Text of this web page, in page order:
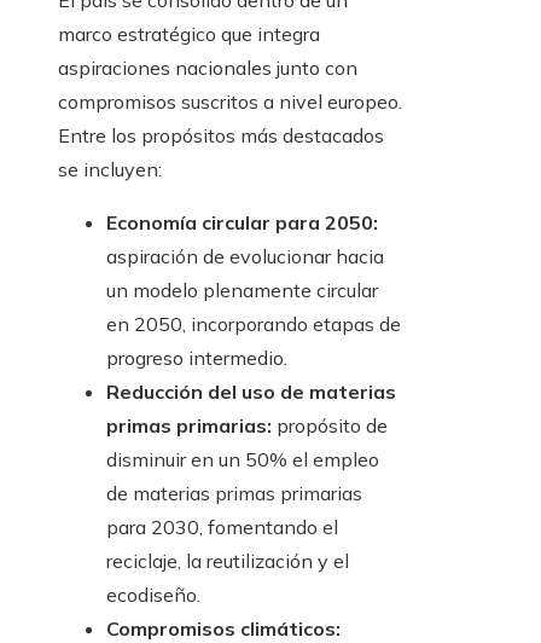
marco estratégico que integra
aspiraciones nacionales junto con
compromisos suscritos a nivel europeo.
Entre los propósitos más destacados
se incluyen:
Economía circular para 2050:
aspiración de evolucionar hacia
un modelo plenamente circular
en 2050, incorporando etapas de
progreso intermedio.
Reducción del uso de materias
primas primarias: propósito de
disminuir en un 50% el empleo
de materias primas primarias
para 2030, fomentando el
reciclaje, la reutilización y el
ecodiseño.
Compromisos climáticos: